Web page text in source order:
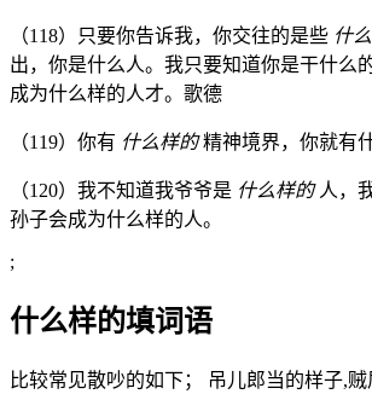
（118）只要你告诉我，你交往的是些 什
出，你是什么人。我只要知道你是干什么
成为什么样的人才。歌德
（119）你有 什么样的精神境界，你就有
（120）我不知道我爷爷是 什么样的 人，
孙子会成为什么样的人。
;
什么样的填词语
比较常见散吵的如下； 吊儿郎当的样子,